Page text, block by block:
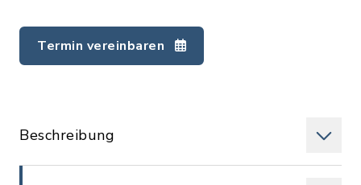
Termin vereinbaren
Beschreibung